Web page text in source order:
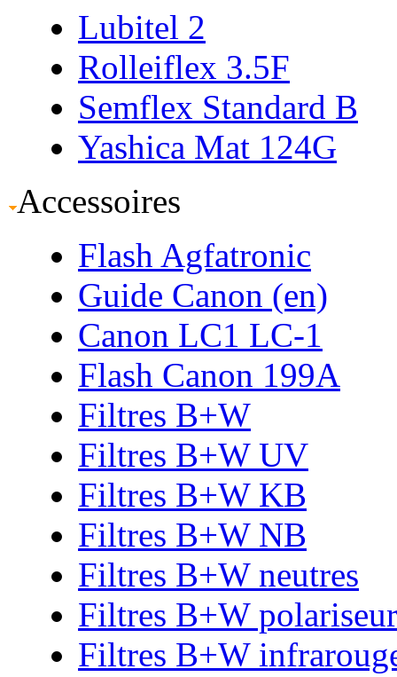
Lubitel 2
Rolleiflex 3.5F
Semflex Standard B
Yashica Mat 124G
Accessoires
Flash Agfatronic
Guide Canon (en)
Canon LC1 LC-1
Flash Canon 199A
Filtres B+W
Filtres B+W UV
Filtres B+W KB
Filtres B+W NB
Filtres B+W neutres
Filtres B+W
Filtres B+W